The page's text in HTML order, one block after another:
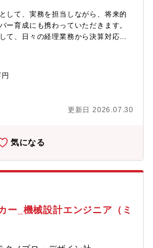
して、実務を担当しながら、将来的
ー育成にも携わっていただきます。
て、日々の経理業務から決算対応ま
業務内容】■取引の会計ソフトへの仕
買掛金の管理■請求書・領収書などの
算の実施■固定資産の管理・減価償却
諸表(損益計算書、貸借対照表など)の
してご活躍いただきます。(変更の範
更新日 2026.07.30
気になる
ー_機械設計エンジニア（ミ